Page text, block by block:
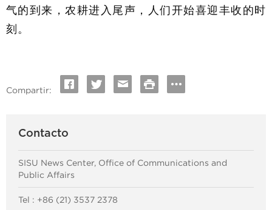
气的到来，农耕进入尾声，人们开始喜迎丰收的时
刻。
Compartir:
Contacto
SISU News Center, Office of Communications and
Public Affairs
Tel : +86 (21) 3537 2378